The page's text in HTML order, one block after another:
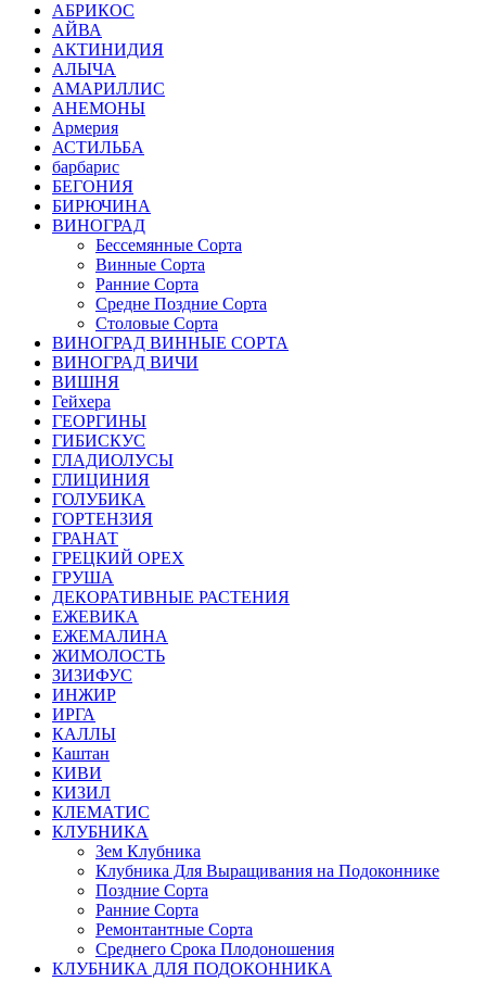
АБРИКОС
АЙВА
АКТИНИДИЯ
АЛЫЧА
АМАРИЛЛИС
АНЕМОНЫ
Армерия
АСТИЛЬБА
барбарис
БЕГОНИЯ
БИРЮЧИНА
ВИНОГРАД
Бессемянные Сорта
Винные Сорта
Ранние Сорта
Средне Поздние Сорта
Столовые Сорта
ВИНОГРАД ВИННЫЕ СОРТА
ВИНОГРАД ВИЧИ
ВИШНЯ
Гейхера
ГЕОРГИНЫ
ГИБИСКУС
ГЛАДИОЛУСЫ
ГЛИЦИНИЯ
ГОЛУБИКА
ГОРТЕНЗИЯ
ГРАНАТ
ГРЕЦКИЙ ОРЕХ
ГРУША
ДЕКОРАТИВНЫЕ РАСТЕНИЯ
ЕЖЕВИКА
ЕЖЕМАЛИНА
ЖИМОЛОСТЬ
ЗИЗИФУС
ИНЖИР
ИРГА
КАЛЛЫ
Каштан
КИВИ
КИЗИЛ
КЛЕМАТИС
КЛУБНИКА
Зем Клубника
Клубника Для Выращивания на Подоконнике
Поздние Сорта
Ранние Сорта
Ремонтантные Сорта
Среднего Срока Плодоношения
КЛУБНИКА ДЛЯ ПОДОКОННИКА